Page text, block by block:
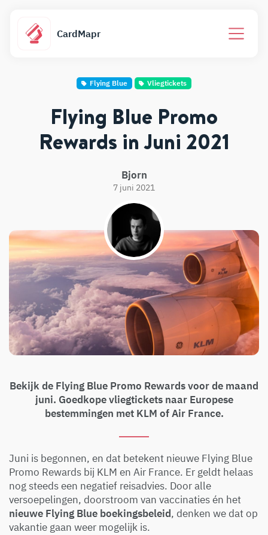
CardMapr
Flying Blue Vliegtickets
Flying Blue Promo
Rewards in Juni 2021
Bjorn
7 juni 2021
Bekijk de Flying Blue Promo Rewards voor de maand
juni. Goedkope vliegtickets naar Europese
bestemmingen met KLM of Air France.
Juni is begonnen, en dat betekent nieuwe Flying Blue
Promo Rewards bij KLM en Air France. Er geldt helaas
nog steeds een negatief reisadvies. Door alle
versoepelingen, doorstroom van vaccinaties én het
nieuwe Flying Blue boekingsbeleid, denken we dat op
vakantie gaan weer mogelijk is.